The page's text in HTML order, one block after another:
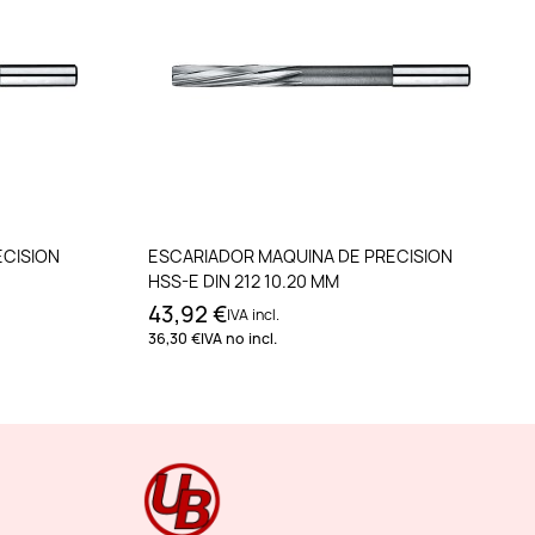
Añadir al carrito
ESCARIADOR MAQUINA DE PRECISION
HSS-E DIN 212 10.20 MM
43,92 €IVA incl.
36,30 €IVA no incl.